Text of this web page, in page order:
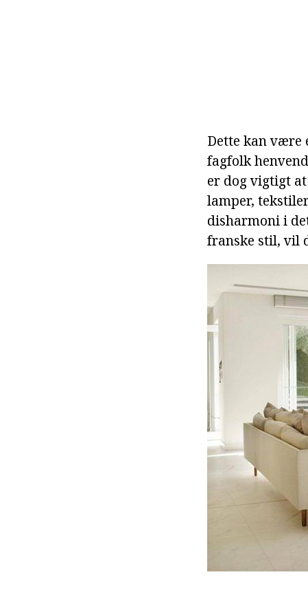
Dette kan være
fagfolk
er dog vigtigt
lamper,
disharmoni i
franske stil, vil